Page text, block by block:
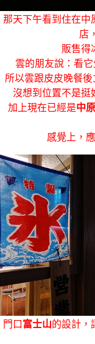
那天下午看到住在中
店，
販售得
雲的朋友說：看
所以雲跟皮皮晚餐
沒想到位置不是挺
加上現在已經是中
感覺上，
門口 富士山的設計，